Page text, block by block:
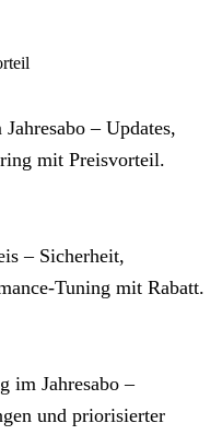
– Updates,
mit Preisvorteil.
– Sicherheit,
mit Rabatt.
im Jahresabo –
und priorisierter